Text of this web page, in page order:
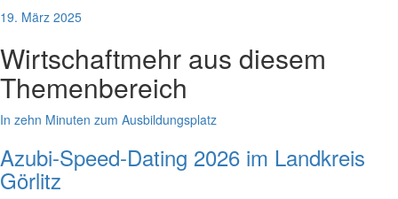
19. März 2025
Wirtschaftmehr aus diesem
Themenbereich
In zehn Minuten zum Ausbildungsplatz
Azubi-Speed-Dating 2026 im Landkreis
Görlitz